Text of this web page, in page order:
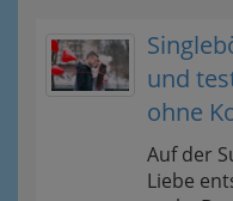
und
ohne
Auf der
Liebe